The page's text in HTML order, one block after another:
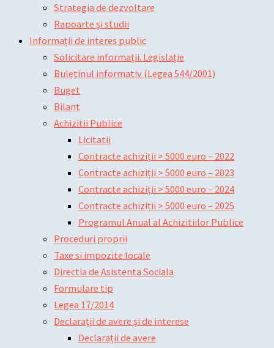
Strategia de dezvoltare
Rapoarte și studii
Informații de interes public
Solicitare informații. Legislație
Buletinul informativ (Legea 544/2001)
Buget
Bilant
Achizitii Publice
Licitatii
Contracte achiziții > 5000 euro – 2022
Contracte achiziții > 5000 euro – 2023
Contracte achiziții > 5000 euro – 2024
Contracte achiziții > 5000 euro – 2025
Programul Anual al Achizitiilor Publice
Proceduri proprii
Taxe si impozite locale
Directia de Asistenta Sociala
Formulare tip
Legea 17/2014
Declarații de avere și de interese
Declarații de avere